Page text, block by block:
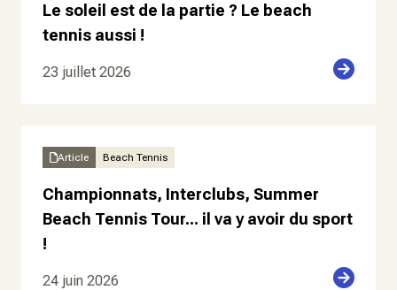
Le soleil est de la partie ? Le beach
tennis aussi !
23 juillet 2026
Article Beach Tennis
Championnats, Interclubs, Summer
Beach Tennis Tour... il va y avoir du sport
!
24 juin 2026